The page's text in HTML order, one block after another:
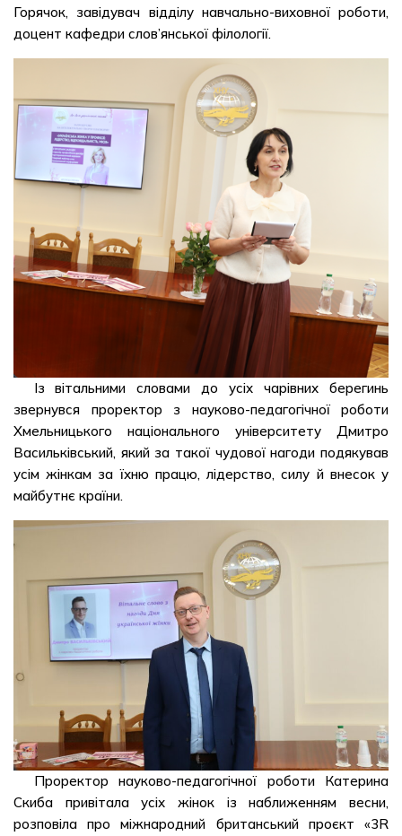
Горячок, завідувач відділу навчально-виховної роботи,
доцент кафедри слов’янської філології.
Із вітальними словами до усіх чарівних берегинь
звернувся проректор з науково-педагогічної роботи
Хмельницького національного університету Дмитро
Васильківський, який за такої чудової нагоди подякував
усім жінкам за їхню працю, лідерство, силу й внесок у
майбутнє країни.
Проректор науково-педагогічної роботи Катерина
Скиба привітала усіх жінок із наближенням весни,
розповіла про міжнародний британський проєкт «3R